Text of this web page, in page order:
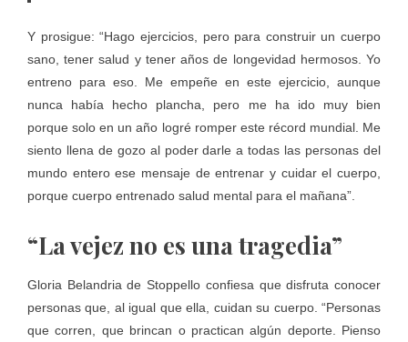
Y prosigue: “Hago ejercicios, pero para construir un cuerpo
sano, tener salud y tener años de longevidad hermosos. Yo
entreno para eso. Me empeñe en este ejercicio, aunque
nunca había hecho plancha, pero me ha ido muy bien
porque solo en un año logré romper este récord mundial. Me
siento llena de gozo al poder darle a todas las personas del
mundo entero ese mensaje de entrenar y cuidar el cuerpo,
porque cuerpo entrenado salud mental para el mañana”.
“La vejez no es una tragedia”
Gloria Belandria de Stoppello confiesa que disfruta conocer
personas que, al igual que ella, cuidan su cuerpo. “Personas
que corren, que brincan o practican algún deporte. Pienso